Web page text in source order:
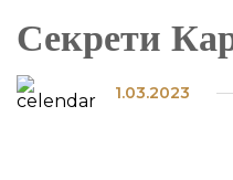
Секрети
1.03.2023